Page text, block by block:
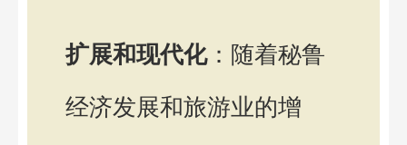
扩展和现代化：随着秘鲁
经济发展和旅游业的增